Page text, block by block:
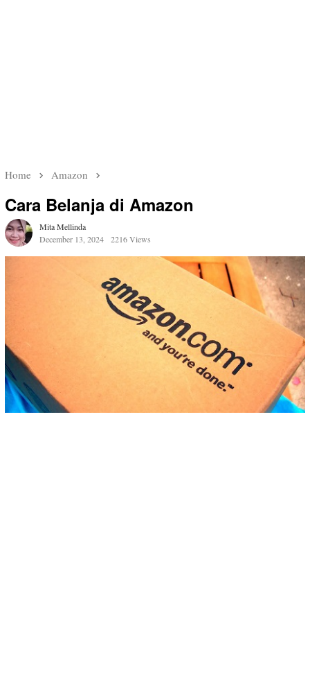
Home Amazon
Cara Belanja di Amazon
Mita Mellinda
December 13, 2024
2216 Views